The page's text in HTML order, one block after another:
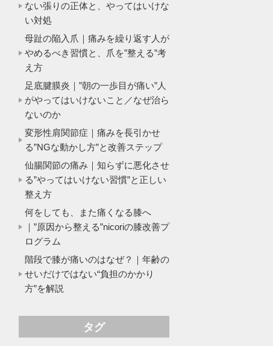
ない張りの正体と、やってはいけな
い対処
母趾の陥入爪｜痛みを繰り返す人が
やめるべき習慣と、爪を”整える”考
え方
足底腱膜炎｜”朝の一歩目が痛い”人
がやってはいけないこと／なぜ治ら
ないのか
変形性肩関節症｜痛みを長引かせ
る”NGな動かし方”と改善ステップ
仙腸関節の痛み｜知らずに悪化させ
る”やってはいけない習慣”と正しい
整え方
何をしても、また痛くなる膝へ
｜”原因から整える”nicoriの膝改善プ
ログラム
階段で膝が痛いのはなぜ？｜年齢の
せいだけではない“負担のかかり
方”を解説
タグ